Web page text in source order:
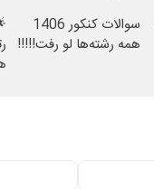
سوالات کنکور 1406
همه رشته‌ها لو رفت!!!!!